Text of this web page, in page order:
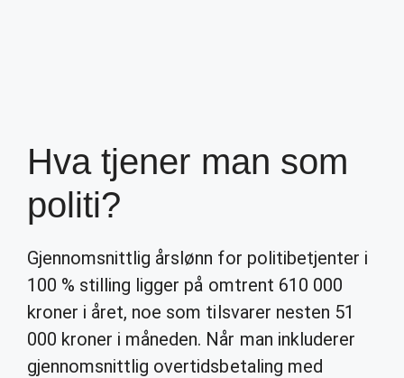
Hva tjener man som
politi?
Gjennomsnittlig årslønn for politibetjenter i
100 % stilling ligger på omtrent 610 000
kroner i året, noe som tilsvarer nesten 51
000 kroner i måneden. Når man inkluderer
gjennomsnittlig overtidsbetaling med